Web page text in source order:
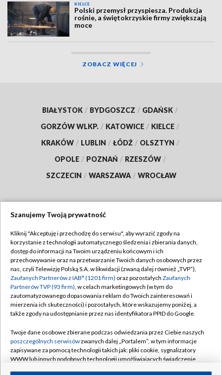
KIELCE
Polski przemysł przyspiesza. Produkcja
rośnie, a świętokrzyskie firmy zwiększają
moce
ZOBACZ WIĘCEJ
BIAŁYSTOK / BYDGOSZCZ / GDAŃSK /
GORZÓW WLKP. / KATOWICE / KIELCE /
KRAKÓW / LUBLIN / ŁÓDŹ / OLSZTYN /
OPOLE / POZNAŃ / RZESZÓW /
SZCZECIN / WARSZAWA / WROCŁAW
TVP
Abonament TVP
Emisja w TVP
Centrum informacji TVP
Naziemna Telewizja Cyfrowa
Rada Programowa
System NOS
Informacje o nadawcy
Regulamin TVP
Polityka prywatności
Moje zgody
Pomoc
Kontakt
Szanujemy Twoją prywatność
Kliknij "Akceptuję i przechodzę do serwisu", aby wyrazić zgody na
korzystanie z technologii automatycznego śledzenia i zbierania danych,
dostęp do informacji na Twoim urządzeniu końcowym i ich
przechowywanie oraz na przetwarzanie Twoich danych osobowych przez
nas, czyli Telewizję Polską S.A. w likwidacji (zwaną dalej również „TVP”),
Zaufanych Partnerów z IAB* (1201 firm) oraz pozostałych Zaufanych
Partnerów TVP (93 firm), w celach marketingowych (w tym do
zautomatyzowanego dopasowania reklam do Twoich zainteresowań i
mierzenia ich skuteczności) i pozostałych, które wskazujemy poniżej, a
także zgody na udostępnianie przez nas identyfikatora PPID do Google.
Twoje dane osobowe zbierane podczas odwiedzania przez Ciebie naszych
poszczególnych serwisówzwanych dalej „Portalem”, w tym informacje
zapisywane za pomocą technologii takich jak: pliki cookie, sygnalizatory
WWW lub innych podobnych technologii umożliwiających świadczenie